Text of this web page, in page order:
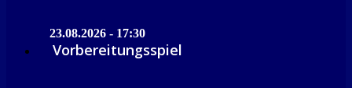
23.08.2026 - 17:30
Vorbereitungsspiel